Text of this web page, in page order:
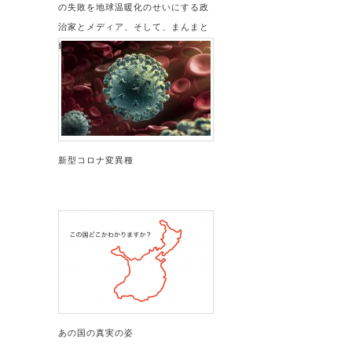
の失敗を地球温暖化のせいにする政
治家とメディア、そして、まんまと
騙される国民
新型コロナ変異種
あの国の真実の姿